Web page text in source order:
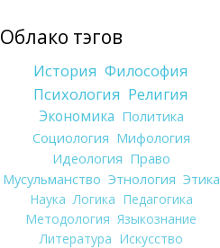
Облако тэгов
История Философия
Психология Религия
Экономика Политика
Социология Мифология
Идеология Право
Мусульманство Этнология Этика
Наука Логика Педагогика
Методология Языкознание
Литература Искусство